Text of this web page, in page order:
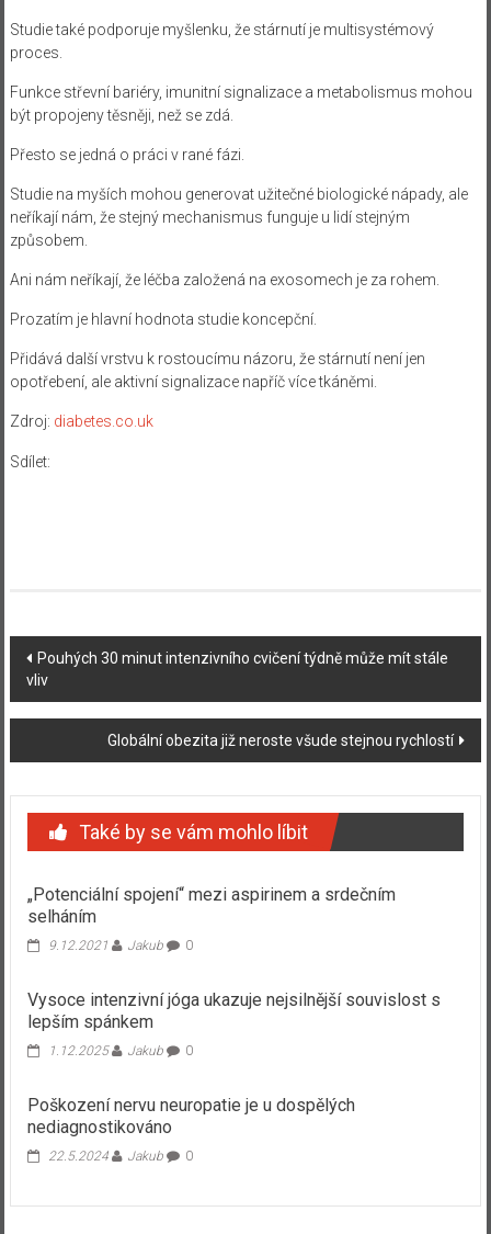
Studie také podporuje myšlenku, že stárnutí je multisystémový
proces.
Funkce střevní bariéry, imunitní signalizace a metabolismus mohou
být propojeny těsněji, než se zdá.
Přesto se jedná o práci v rané fázi.
Studie na myších mohou generovat užitečné biologické nápady, ale
neříkají nám, že stejný mechanismus funguje u lidí stejným
způsobem.
Ani nám neříkají, že léčba založená na exosomech je za rohem.
Prozatím je hlavní hodnota studie koncepční.
Přidává další vrstvu k rostoucímu názoru, že stárnutí není jen
opotřebení, ale aktivní signalizace napříč více tkáněmi.
Zdroj: diabetes.co.uk
Sdílet:
Navigace
příspěvku
Pouhých 30 minut intenzivního cvičení týdně může mít stále
vliv
Globální obezita již neroste všude stejnou rychlostí
Také by se vám mohlo líbit
„Potenciální spojení“ mezi aspirinem a srdečním
selháním
9.12.2021 Jakub 0
Vysoce intenzivní jóga ukazuje nejsilnější souvislost s
lepším spánkem
1.12.2025 Jakub 0
Poškození nervu neuropatie je u dospělých
nediagnostikováno
22.5.2024 Jakub 0